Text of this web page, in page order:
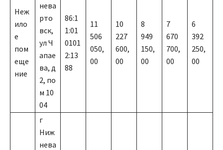
Неж
ило
е
пом
еще
ние
нева
рто
вск,
ул Ч
апае
ва, д
2, по
м 10
04
86:1
1:01
0101
2:13
88
11
506
050,
00
10
227
600,
00
8
949
150,
00
7
670
700,
00
6
392
250,
00
г
Ниж
нева